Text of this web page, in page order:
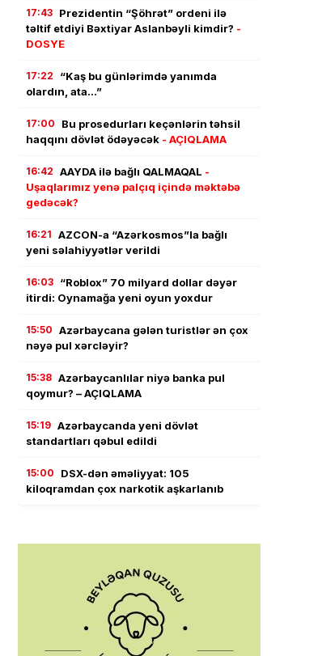
17:43 Prezidentin “Şöhrət” ordeni ilə
təltif etdiyi Bəxtiyar Aslanbəyli kimdir? -
DOSYE
17:22
“Kaş bu günlərimdə yanımda
olardın, ata…”
17:00
Bu prosedurları keçənlərin təhsil
haqqını dövlət ödəyəcək - AÇIQLAMA
16:42 AAYDA ilə bağlı QALMAQAL -
Uşaqlarımız yenə palçıq içində məktəbə
gedəcək?
16:21 AZCON-a “Azərkosmos”la bağlı
yeni səlahiyyətlər verildi
16:03 “Roblox” 70 milyard dollar dəyər
itirdi: Oynamağa yeni oyun yoxdur
15:50 Azərbaycana gələn turistlər ən çox
nəyə pul xərcləyir?
15:38 Azərbaycanlılar niyə banka pul
qoymur? – AÇIQLAMA
15:19 Azərbaycanda yeni dövlət
standartları qəbul edildi
15:00
DSX-dən əməliyyat: 105
kiloqramdan çox narkotik aşkarlanıb